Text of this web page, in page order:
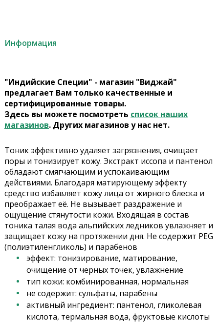
Информация
"Индийские Специи" - магазин "Виджай"
предлагает Вам только качественные и
сертифицированные товары.
Здесь вы можете посмотреть список наших
магазинов. Других магазинов у нас нет.
Тоник эффективно удаляет загрязнения, очищает
поры и тонизирует кожу. Экстракт иссопа и пантенол
обладают смягчающим и успокаивающим
действиями. Благодаря матирующему эффекту
средство избавляет кожу лица от жирного блеска и
преображает её. Не вызывает раздражение и
ощущение стянутости кожи. Входящая в состав
тоника талая вода альпийских ледников увлажняет и
защищает кожу на протяжении дня. Не содержит PEG
(полиэтиленгликоль) и парабенов
эффект: тонизирование, матирование,
очищение от черных точек, увлажнение
тип кожи: комбинированная, нормальная
не содержит: сульфаты, парабены
активный ингредиент: пантенол, гликолевая
кислота, термальная вода, фруктовые кислоты